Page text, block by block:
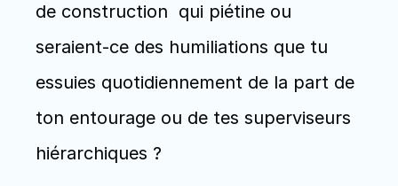
de construction  qui piétine ou
seraient-ce des humiliations que tu
essuies quotidiennement de la part de
ton entourage ou de tes superviseurs
hiérarchiques ?